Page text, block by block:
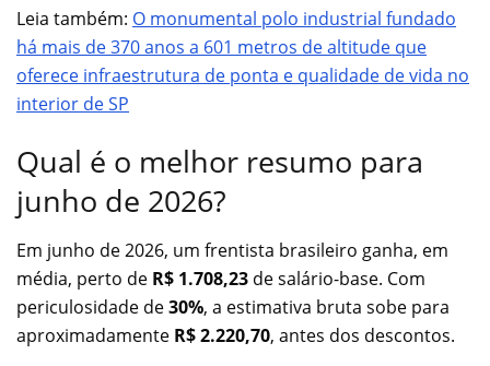
Leia também: O monumental polo industrial fundado
há mais de 370 anos a 601 metros de altitude que
oferece infraestrutura de ponta e qualidade de vida no
interior de SP
Qual é o melhor resumo para
junho de 2026?
Em junho de 2026, um frentista brasileiro ganha, em
média, perto de R$ 1.708,23 de salário-base. Com
periculosidade de30%, a estimativa bruta sobe para
aproximadamente R$ 2.220,70, antes dos descontos.